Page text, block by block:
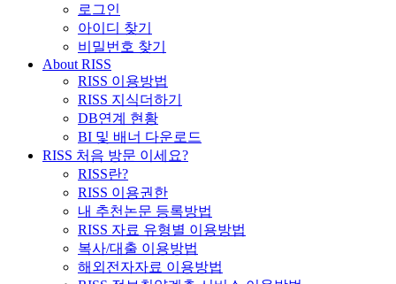
로그인
아이디 찾기
비밀번호 찾기
About RISS
RISS 이용방법
RISS 지식더하기
DB연계 현황
BI 및 배너 다운로드
RISS 처음 방문 이세요?
RISS란?
RISS 이용권한
내 추천논문 등록방법
RISS 자료 유형별 이용방법
복사/대출 이용방법
해외전자자료 이용방법